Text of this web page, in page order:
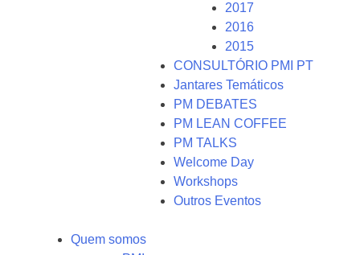
2017
2016
2015
CONSULTÓRIO PMI PT
Jantares Temáticos
PM DEBATES
PM LEAN COFFEE
PM TALKS
Welcome Day
Workshops
Outros Eventos
Quem somos